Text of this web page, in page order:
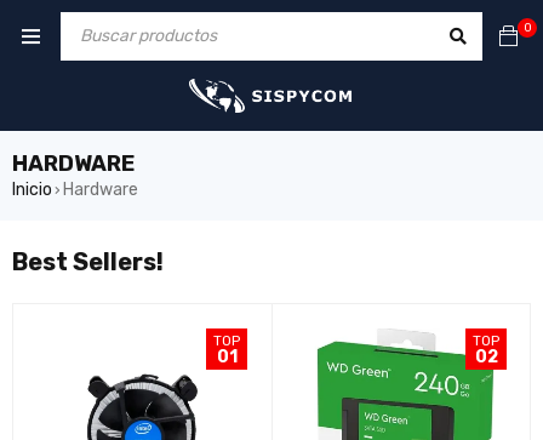
0
HARDWARE
Inicio › Hardware
Best Sellers!
TOP
01
TOP
02